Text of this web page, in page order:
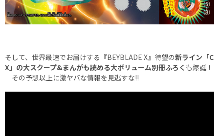
そして、世界最速でお届けする『BEYBLADE X』待望の新ライン「C
X」の大スクープ&まんがも読める大ボリューム別冊ふろく も爆誕！
その予想以上に激ヤバな情報を見逃すな!!